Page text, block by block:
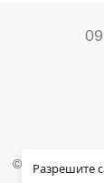
Разрешите
©2004-2024